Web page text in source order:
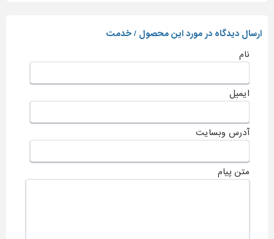
ارسال دیدگاه در مورد این محصول / خدمت
نام
ایمیل
آدرس وبسایت
متن پیام